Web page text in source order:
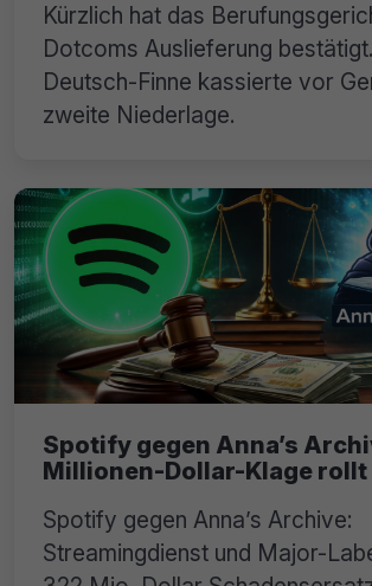
Kürzlich hat das
Dotcoms Auslieferung
Deutsch-Finne kassierte vor
zweite Niederlage.
Spotify gegen Anna’s
Millionen-Dollar-Klage rollt
Spotify gegen Anna’s Archive:
Streamingdienst und Major-